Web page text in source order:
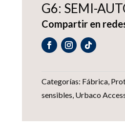
G6: SEMI-
Compartir en
Categorías: Fábrica,
sensibles, Urbaco